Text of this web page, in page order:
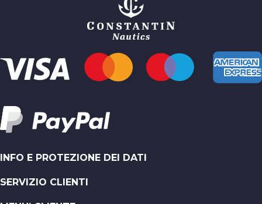
INFO E PROTEZIONE DEI DATI
SERVIZIO CLIENTI